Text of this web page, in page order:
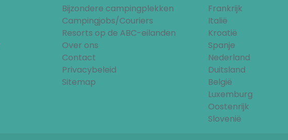
Bijzondere campingplekken
Campingjobs/Couriers
Resorts op de ABC-eilanden
Over ons
Contact
Privacybeleid
Sitemap
Frankrijk
Italië
Kroatië
Spanje
Nederland
Duitsland
België
Luxemburg
Oostenrijk
Slovenië